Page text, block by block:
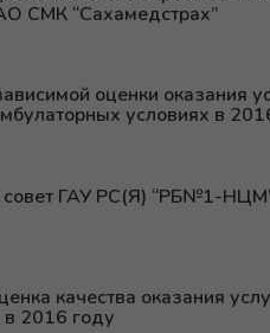
СМК “Сахамедстрах”
оценки оказания
условиях в
ГАУ РС(Я) “РБ№1-
качества оказания
2016 году